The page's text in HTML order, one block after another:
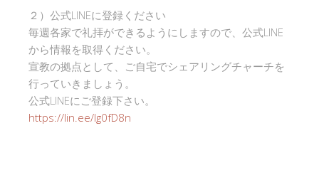
２）公式LINEに登録ください
毎週各家で礼拝ができるようにしますので、公式LINE
から情報を取得ください。
宣教の拠点として、ご自宅でシェアリングチャーチを
行っていきましょう。
公式LINEにご登録下さい。
https://lin.ee/Ig0fD8n